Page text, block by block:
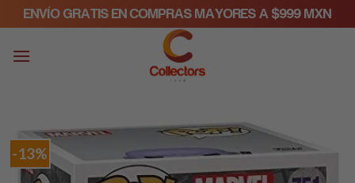
to
content
ENVÍO GRATIS EN COMPRAS MAYORES A $999 MXN
-13%